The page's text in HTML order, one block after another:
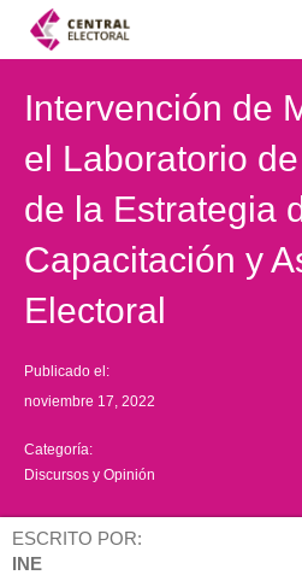
Intervención de
el Laboratorio
de la Estrategia
Capacitación y
Electoral
Publicado el:
noviembre 17, 2022
Categoría:
Discursos y Opinión
ESCRITO POR:
INE